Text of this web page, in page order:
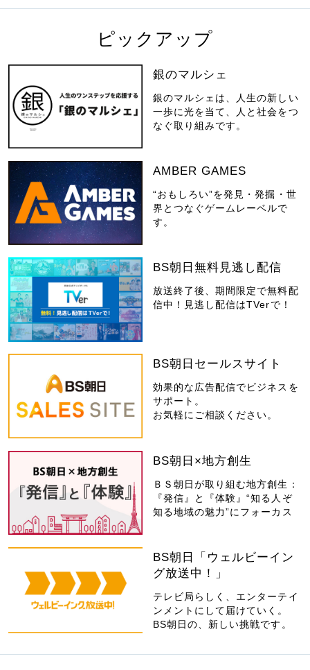
ピックアップ
銀のマルシェ
銀のマルシェは、人生の新しい
一歩に光を当て、人と社会をつ
なぐ取り組みです。
AMBER GAMES
“おもしろい”を発見・発掘・世
界とつなぐゲームレーベルで
す。
BS朝日無料見逃し配信
放送終了後、期間限定で無料配
信中！見逃し配信はTVerで！
BS朝日セールスサイト
効果的な広告配信でビジネスを
サポート。
お気軽にご相談ください。
BS朝日×地方創生
ＢＳ朝日が取り組む地方創生：
『発信』と『体験』“知る人ぞ
知る地域の魅力”にフォーカス
BS朝日「ウェルビーイン
グ放送中！」
テレビ局らしく、エンターテイ
ンメントにして届けていく。
BS朝日の、新しい挑戦です。